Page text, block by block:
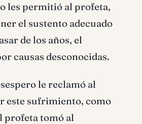
les permitió al profeta,
el sustento adecuado
de los años, el
causas desconocidas.
le reclamó al
este sufrimiento, como
profeta tomó al